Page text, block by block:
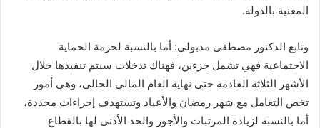
المعنية بالدولة.
وتابع الدكتور مصطفى مدبولي: أما بالنسبة لحزمة الحماية
الاجتماعية فهي تشمل جزءين، فهناك تدخلات سيتم تنفيذها خلال
الأشهر الثلاثة القادمة حتى نهاية العام المالي الحالي، وهي أمور
تخص التعامل مع شهر رمضان والأعياد وتستهدف إجراءات محددة،
أما بالنسبة لزيادة المرتبات والأجور والحد الأدنى لها بالقطاع